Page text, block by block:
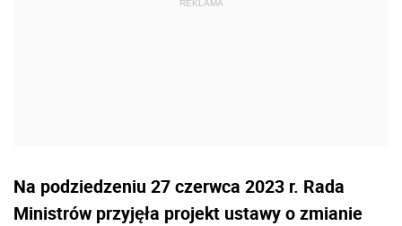
Na podziedzeniu 27 czerwca 2023 r. Rada
Ministrów przyjęła projekt ustawy o zmianie